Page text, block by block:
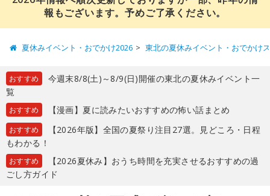
報もございます。予めご了承ください。
夏休みイベント・おでかけ2026 東北の夏休みイベント・おでかけ
おすすめ
今週末8/8(土)～8/9(日)開催の東北の夏休みイベント一
覧
おすすめ 【漫画】夏に読みたいおすすめの怖い話まとめ
おすすめ
【2026年版】全国の夏祭り注目27選。見どころ・日程
もわかる！
おすすめ
【2026夏休み】おうち時間を充実させるおすすめの過
ごし方ガイド